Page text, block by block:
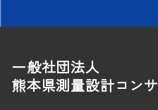
一般社団法人
熊本県測量設計コン